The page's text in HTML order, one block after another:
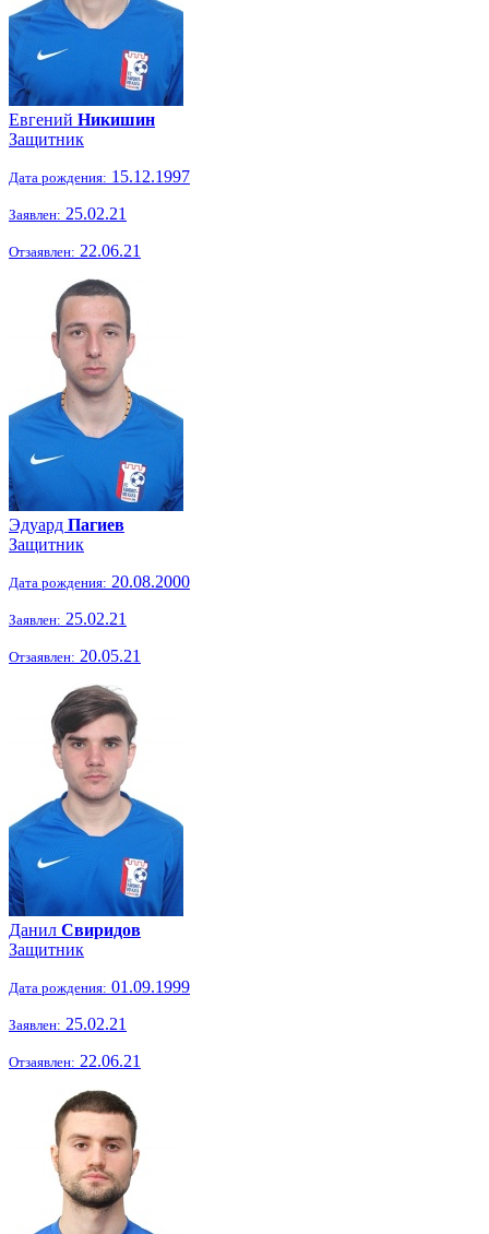
Евгений Никишин
Защитник
Дата рождения: 15.12.1997
Заявлен: 25.02.21
Отзаявлен: 22.06.21
Эдуард Пагиев
Защитник
Дата рождения: 20.08.2000
Заявлен: 25.02.21
Отзаявлен: 20.05.21
Данил Свиридов
Защитник
Дата рождения: 01.09.1999
Заявлен: 25.02.21
Отзаявлен: 22.06.21